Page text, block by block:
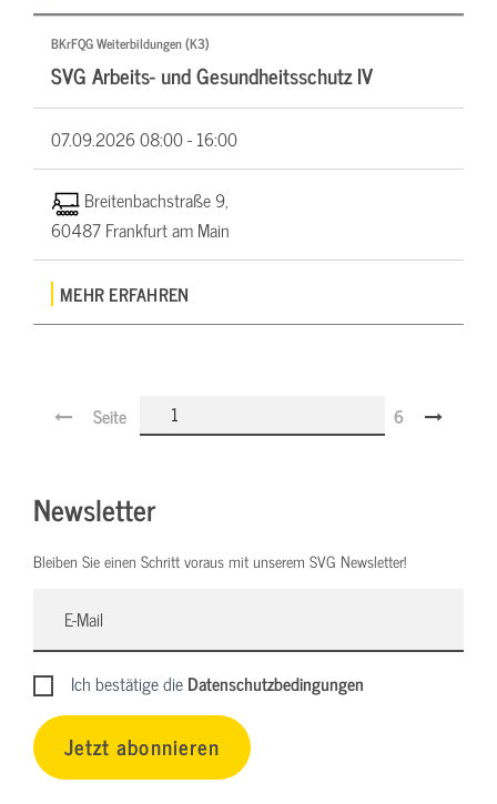
BKrFQG Weiterbildungen (K3)
SVG Arbeits- und Gesundheitsschutz IV
07.09.202608:00 - 16:00
Breitenbachstraße 9,
60487 Frankfurt am Main
MEHR ERFAHREN
Seite 6
Newsletter
Bleiben Sie einen Schritt voraus mit unserem SVG Newsletter!
Ich bestätige dieDatenschutzbedingungen
Jetzt abonnieren